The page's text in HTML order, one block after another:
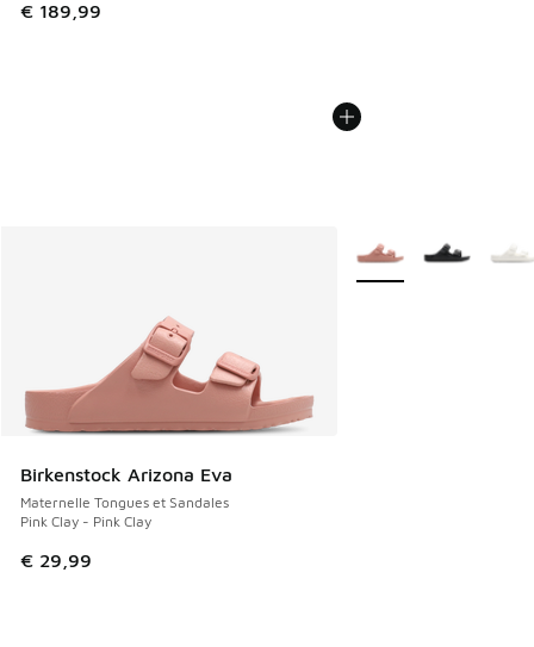
€ 189,99
Birkenstock Arizona Eva
Maternelle Tongues et Sandales
Pink Clay - Pink Clay
€ 29,99
Plus de couleurs